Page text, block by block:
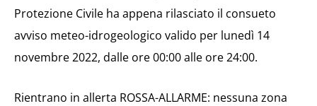
Protezione Civile ha appena rilasciato il consueto
avviso meteo-idrogeologico valido per lunedì 14
novembre 2022, dalle ore 00:00 alle ore 24:00.
Rientrano in allerta ROSSA-ALLARME: nessuna zona